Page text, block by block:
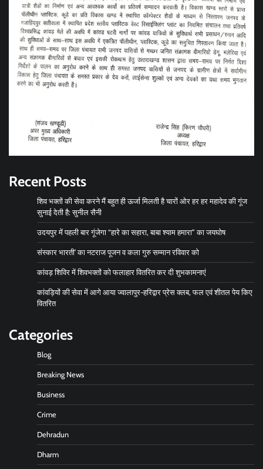
Recent Posts
शिव भक्तों की सेवा करने मैं बहुत ही ऊर्जा मिलती है चारों ओर हर हर महादेव की गूंज
सुनाई देती है: सुनील सैनी
उदयपुर में पहली बार गूंजेगा “हारे का सहारा, बाबा श्याम हमारा” का जयघोष
संस्कार भारती’ का नटराज पूजन व कला गुरु सम्मान रविवार को
कांवड़ शिविर में शिवभक्तों को फलाहार वितरित कर दी शुभकामनाएं
कांवड़ियों की सेवा में आगे आया ज्वालापुर-हरिद्वार प्रेस क्लब, फल एवं शीतल पेय किए
वितरित
Categories
Blog
Breaking News
Business
Crime
Dehradun
Dharm